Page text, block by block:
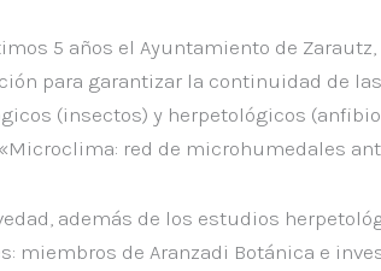
5 años el Ayuntamiento de
para garantizar la continuidad de
(insectos) y herpetológicos
red de microhumedales
además de los estudios
miembros de Aranzadi Botánica e